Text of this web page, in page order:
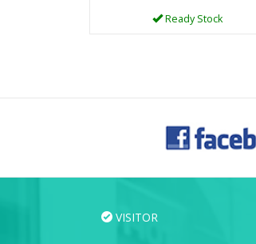
Ready Stock
VISITOR